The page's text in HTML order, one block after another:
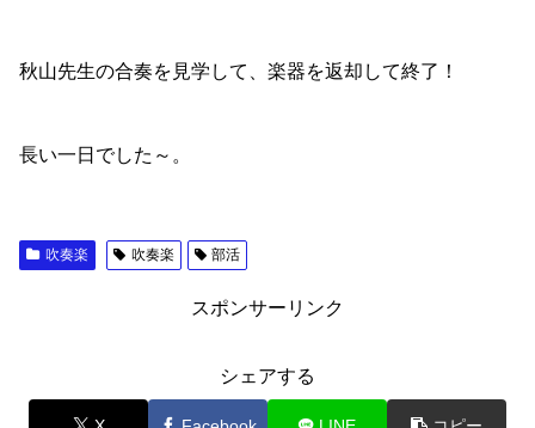
秋山先生の合奏を見学して、楽器を返却して終了！
長い一日でした～。
吹奏楽 吹奏楽 部活
スポンサーリンク
シェアする